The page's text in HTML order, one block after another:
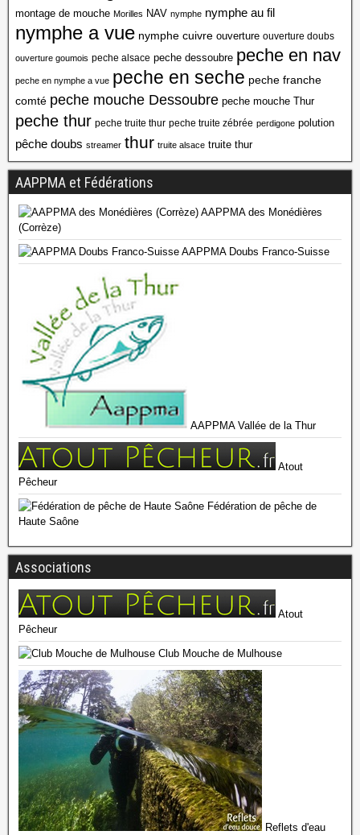
montage de mouche Morilles NAV nymphe nymphe au fil
nymphe a vue nymphe cuivre ouverture ouverture doubs
ouverture goumois peche alsace peche dessoubre peche en nav
peche en nymphe a vue peche en seche peche franche
comté peche mouche Dessoubre peche mouche Thur
peche thur peche truite thur peche truite zébrée perdigone polution
pêche doubs streamer thur truite alsace truite thur
AAPPMA et Fédérations
AAPPMA des Monédières
(Corrèze)
AAPPMA Doubs Franco-Suisse
AAPPMA Vallée de la Thur
Atout
Pêcheur
Fédération de pêche de
Haute Saône
Associations
Atout
Pêcheur
Club Mouche de Mulhouse
Reflets d'eau